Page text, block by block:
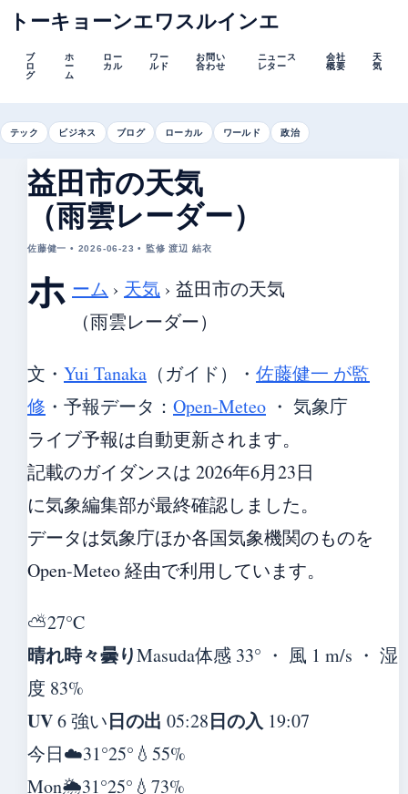
トーキョーンエワスルインエ
ブ
ロ
グ
ホ
ー
ム
ロー
カル
ワー
ルド
お問い
合わせ
ニュース
レター
会社
概要
天
気
テック ビジネス ブログ ローカル ワールド 政治
益田市の天気
（雨雲レーダー）
佐藤健一 • 2026-06-23 • 監修 渡辺 結衣
ホ ーム › 天気 › 益田市の天気
（雨雲レーダー）
文・ Yui Tanaka （ガイド） ・ 佐藤健一 が監
修 ・ 予報データ： Open-Meteo ・ 気象庁
ライブ予報は自動更新されます。
記載のガイダンスは 2026年6月23日
に気象編集部が最終確認しました。
データは気象庁ほか各国気象機関のものを
Open-Meteo 経由で利用しています。
⛅27°C
晴れ時々曇りMasuda体感 33° ・ 風 1 m/s ・ 湿
度 83%
UV6 強い日の出 05:28日の入 19:07
今日☁️31°25° 💧55%
Mon🌦️31°25° 💧73%